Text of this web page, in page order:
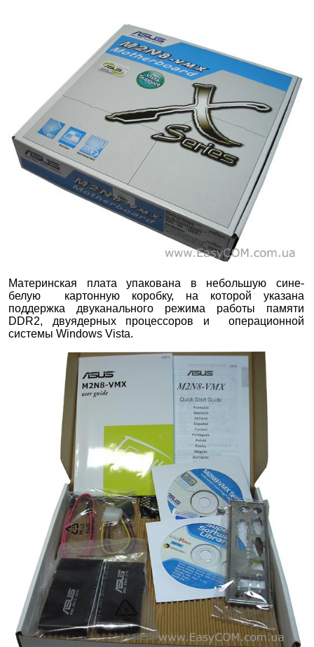
Материнская плата упакована в небольшую сине-
белую картонную коробку, на которой указана
поддержка двуканального режима работы памяти
DDR2, двуядерных процессоров и операционной
системы Windows Vista.